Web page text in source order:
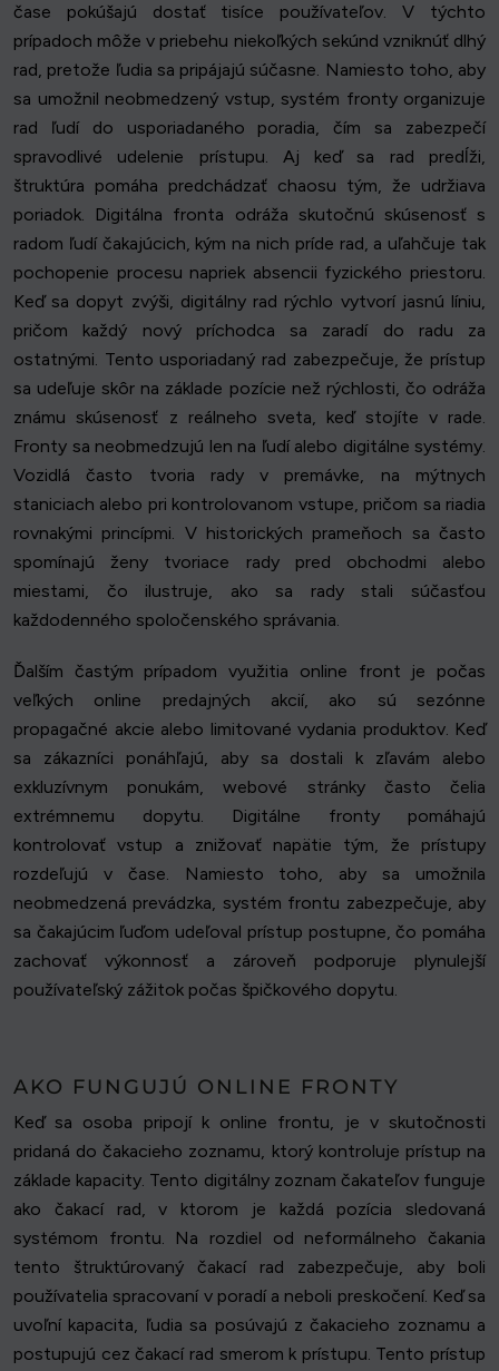
čase pokúšajú dostať tisíce používateľov. V týchto
prípadoch môže v priebehu niekoľkých sekúnd vzniknúť dlhý
rad, pretože ľudia sa pripájajú súčasne. Namiesto toho, aby
sa umožnil neobmedzený vstup, systém fronty organizuje
rad ľudí do usporiadaného poradia, čím sa zabezpečí
spravodlivé udelenie prístupu. Aj keď sa rad predĺži,
štruktúra pomáha predchádzať chaosu tým, že udržiava
poriadok. Digitálna fronta odráža skutočnú skúsenosť s
radom ľudí čakajúcich, kým na nich príde rad, a uľahčuje tak
pochopenie procesu napriek absencii fyzického priestoru.
Keď sa dopyt zvýši, digitálny rad rýchlo vytvorí jasnú líniu,
pričom každý nový príchodca sa zaradí do radu za
ostatnými. Tento usporiadaný rad zabezpečuje, že prístup
sa udeľuje skôr na základe pozície než rýchlosti, čo odráža
známu skúsenosť z reálneho sveta, keď stojíte v rade.
Fronty sa neobmedzujú len na ľudí alebo digitálne systémy.
Vozidlá často tvoria rady v premávke, na mýtnych
staniciach alebo pri kontrolovanom vstupe, pričom sa riadia
rovnakými princípmi. V historických prameňoch sa často
spomínajú ženy tvoriace rady pred obchodmi alebo
miestami, čo ilustruje, ako sa rady stali súčasťou
každodenného spoločenského správania.
Ďalším častým prípadom využitia online front je počas
veľkých online predajných akcií, ako sú sezónne
propagačné akcie alebo limitované vydania produktov. Keď
sa zákazníci ponáhľajú, aby sa dostali k zľavám alebo
exkluzívnym ponukám, webové stránky často čelia
extrémnemu dopytu. Digitálne fronty pomáhajú
kontrolovať vstup a znižovať napätie tým, že prístupy
rozdeľujú v čase. Namiesto toho, aby sa umožnila
neobmedzená prevádzka, systém frontu zabezpečuje, aby
sa čakajúcim ľuďom udeľoval prístup postupne, čo pomáha
zachovať výkonnosť a zároveň podporuje plynulejší
používateľský zážitok počas špičkového dopytu.
AKO FUNGUJÚ ONLINE FRONTY
Keď sa osoba pripojí k online frontu, je v skutočnosti
pridaná do čakacieho zoznamu, ktorý kontroluje prístup na
základe kapacity. Tento digitálny zoznam čakateľov funguje
ako čakací rad, v ktorom je každá pozícia sledovaná
systémom frontu. Na rozdiel od neformálneho čakania
tento štruktúrovaný čakací rad zabezpečuje, aby boli
používatelia spracovaní v poradí a neboli preskočení. Keď sa
uvoľní kapacita, ľudia sa posúvajú z čakacieho zoznamu a
postupujú cez čakací rad smerom k prístupu. Tento prístup